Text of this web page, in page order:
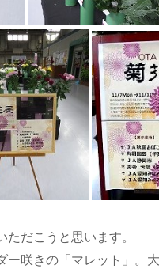
だこうと思います。
ー咲きの「マレット」。